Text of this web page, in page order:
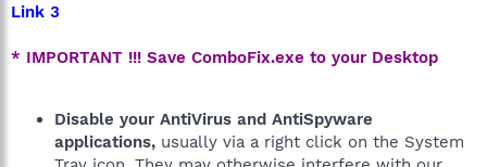
Link 3
* IMPORTANT !!! Save ComboFix.exe to your Desktop
Disable your AntiVirus and AntiSpyware
applications, usually via a right click on the System